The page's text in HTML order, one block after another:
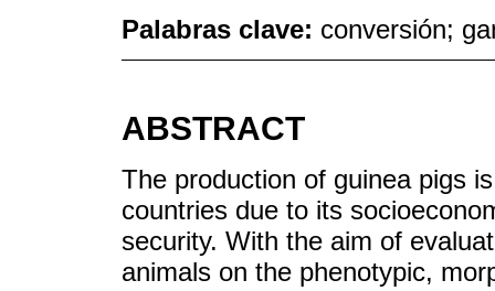
Palabras clave: conversión;
ABSTRACT
The production of guinea pigs
countries due to its
security. With the aim of
animals on the phenotypic,